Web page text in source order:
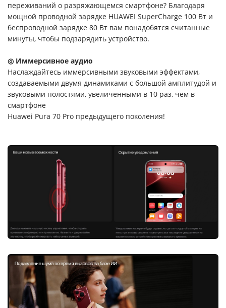
переживаний о разряжающемся смартфоне? Благодаря
мощной проводной зарядке HUAWEI SuperCharge 100 Вт и
беспроводной зарядке 80 Вт вам понадобятся считанные
минуты, чтобы подзарядить устройство.
◎ Иммерсивное аудио
Наслаждайтесь иммерсивными звуковыми эффектами,
создаваемыми двумя динамиками с большой амплитудой и
звуковыми полостями, увеличенными в 10 раз, чем в
смартфоне
Huawei Pura 70 Pro предыдущего поколения!